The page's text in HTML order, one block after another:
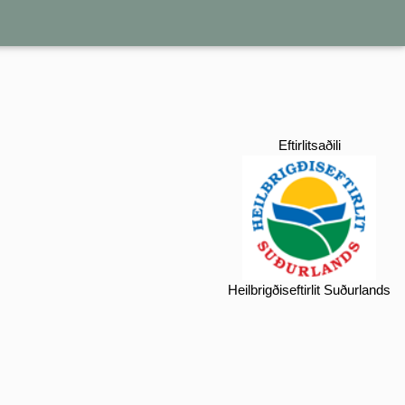
Eftirlitsaðili
Heilbrigðiseftirlit Suðurlands